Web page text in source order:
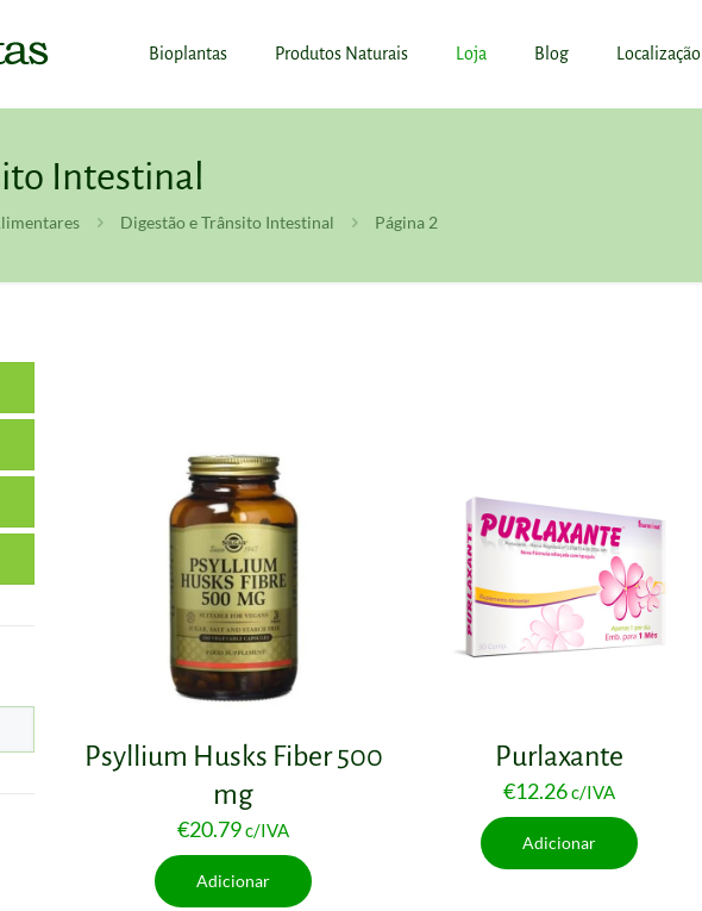
Bioplantas Produtos Naturais Loja Blog Localização
Intestinal
Digestão e Trânsito Intestinal Página 2
Psyllium Husks Fiber 500
mg
€20.79c/IVA
Adicionar
Purlaxante
€12.26c/IVA
Adicionar